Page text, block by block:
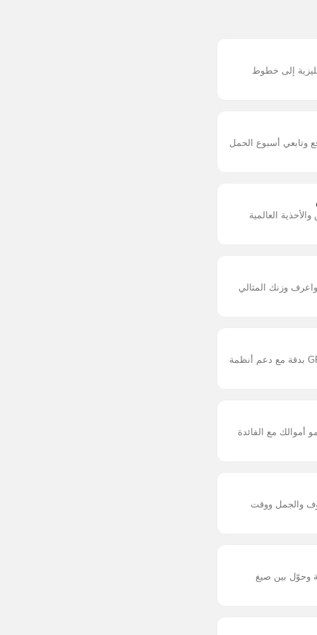
إلى خطوط
وتابعي أسبوع الحمل
العالمية
وزنك المثالي
احسب معدلك التراكمي GPA بدقة مع دعم أنظمة
مع الفائدة
والجمل ووقت
وحوّل بين صيغ